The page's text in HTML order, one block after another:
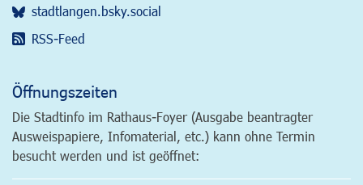
stadtlangen.bsky.social
RSS-Feed
Öffnungszeiten
Die Stadtinfo im Rathaus-Foyer (Ausgabe beantragter
Ausweispapiere, Infomaterial, etc.) kann ohne Termin
besucht werden und ist geöffnet: